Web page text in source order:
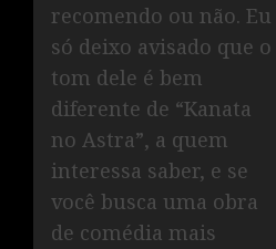
recomendo ou não. Eu
só deixo avisado que o
tom dele é bem
diferente de “Kanata
no Astra”, a quem
interessa saber, e se
você busca uma obra
de comédia mais